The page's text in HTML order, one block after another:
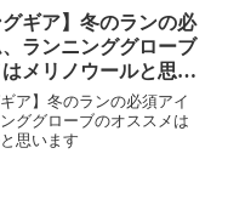
グギア】冬のランの必
ランニンググローブ
メリノウールと思い
ギア】冬のランの必須アイ
ググローブのオススメは
思います